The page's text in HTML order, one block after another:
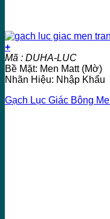
+
Mã : DUHA-LUC
Bề Mặt: Men Matt (Mờ)
Nhãn Hiệu: Nhập Khẩu
Gạch Lục Giác Bông